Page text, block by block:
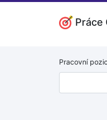
Práce
Pracovní